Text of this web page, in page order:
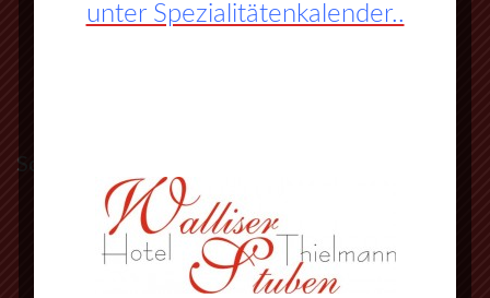
So finden Sie zu uns:
A45 Frankfurt – Dortmund (Sauerlandlinie)
Abfahrt Herborn Süd (Nr. 27)
unter Spezialitätenkalender..